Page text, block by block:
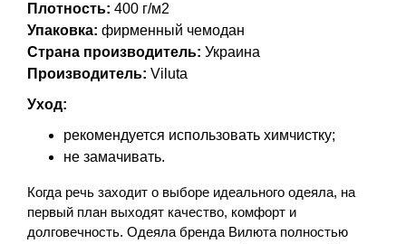
Плотность: 400 г/м2
Упаковка: фирменный чемодан
Страна производитель: Украина
Производитель: Viluta
Уход:
рекомендуется использовать химчистку;
не замачивать.
Когда речь заходит о выборе идеального одеяла, на
первый план выходят качество, комфорт и
долговечность. Одеяла бренда Вилюта полностью